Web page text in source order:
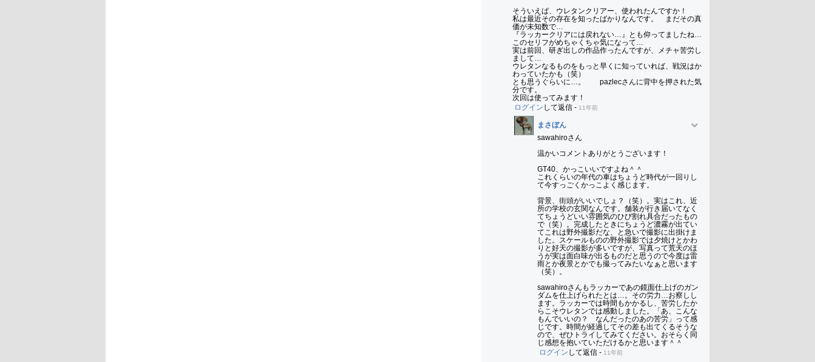
そういえば、ウレタンクリアー、使われたんですか！
私は最近その存在を知ったばかりなんです。　まだその真
価が未知数で…
『ラッカークリアには戻れない…』とも仰ってましたね…
このセリフがめちゃくちゃ気になって…
実は前回、研ぎ出しの作品作ったんですが、メチャ苦労し
まして…
ウレタンなるものをもっと早くに知っていれば、戦況はか
わっていたかも（笑）
とも思うぐらいに…。　　pazlecさんに背中を押された気
分です。
次回は使ってみます！
ログイン して返信 - 11年前
まさぼん
sawahiroさん
温かいコメントありがとうございます！
GT40、かっこいいですよね＾＾
これくらいの年代の車はちょうど時代が一回りし
て今すっごくかっこよく感じます。
背景、街頭がいいでしょ？（笑）。実はこれ、近
所の学校の玄関なんです。舗装が行き届いてなく
てちょうどいい雰囲気のひび割れ具合だったもの
で（笑）。完成したときにちょうど濃霧が出てい
てこれは野外撮影だな、と急いで撮影に出掛けま
した。スケールものの野外撮影では夕焼けとかわ
りと好天の撮影が多いですが、写真って荒天のほ
うが実は面白味が出るものだと思うので今度は雷
雨とか夜景とかでも撮ってみたいなぁと思います
（笑）。
sawahiroさんもラッカーであの鏡面仕上げのガン
ダムを仕上げられたとは…。その労力…お察しし
ます。ラッカーでは時間もかかるし、苦労したか
らこそウレタンでは感動しました。「あ、こんな
もんでいいの？　なんだったのあの苦労」って感
じです。時間が経過してその差も出てくるそうな
ので、ぜひトライしてみてください。おそらく同
じ感想を抱いていただけるかと思います＾＾
ログイン して返信 - 11年前